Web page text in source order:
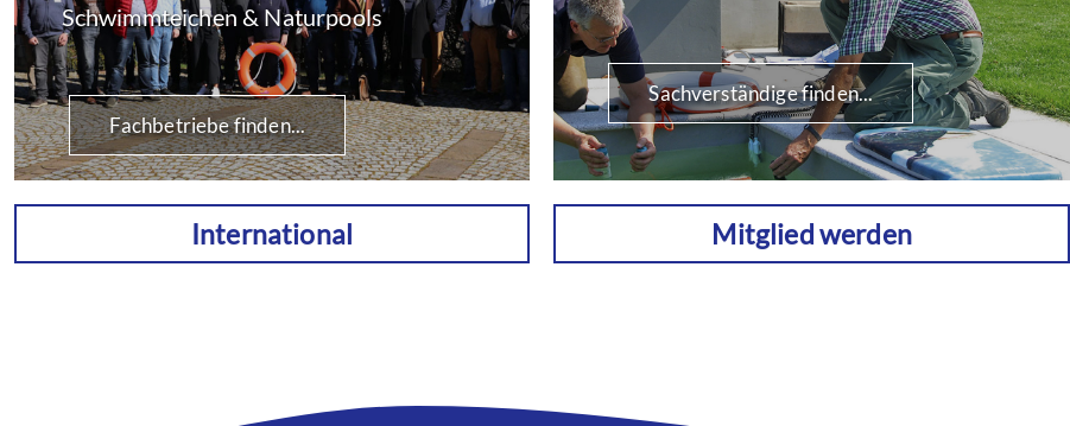
Schwimmteichen & Naturpools
Fachbetriebe finden...
Sachverständige finden...
International Mitglied werden